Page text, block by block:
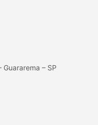
– SP